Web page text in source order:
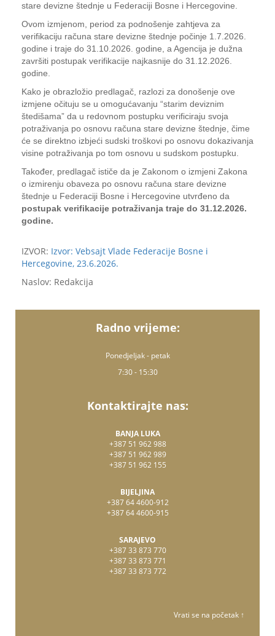
stare devizne štednje u Federaciji Bosne i Hercegovine.
Ovom izmjenom, period za podnošenje zahtjeva za
verifikaciju računa stare devizne štednje počinje 1.7.2026.
godine i traje do 31.10.2026. godine, a Agencija je dužna
završiti postupak verifikacije najkasnije do 31.12.2026.
godine.
Kako je obrazložio predlagač, razlozi za donošenje ove
izmjene očituju se u omogućavanju “starim deviznim
štedišama” da u redovnom postupku verificiraju svoja
potraživanja po osnovu računa stare devizne štednje, čime
će se direktno izbjeći sudski troškovi po osnovu dokazivanja
visine potraživanja po tom osnovu u sudskom postupku.
Također, predlagač ističe da je Zakonom o izmjeni Zakona
o izmirenju obaveza po osnovu računa stare devizne
štednje u Federaciji Bosne i Hercegovine utvrđeno da
postupak verifikacije potraživanja traje do 31.12.2026.
godine.
IZVOR: Izvor: Vebsajt Vlade Federacije Bosne i
Hercegovine, 23.6.2026.
Naslov: Redakcija
Radno vrijeme:
Ponedjeljak - petak
7:30 - 15:30
Kontaktirajte nas:
BANJA LUKA
+387 51 962 988
+387 51 962 989
+387 51 962 155
BIJELJINA
+387 64 4600-912
+387 64 4600-915
SARAJEVO
+387 33 873 770
+387 33 873 771
+387 33 873 772
Vrati se na početak ↑